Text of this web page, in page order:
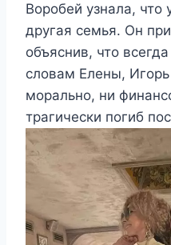
Воробей узнала, что
другая семья. Он
объяснив, что
словам Елены,
морально, ни
трагически погиб